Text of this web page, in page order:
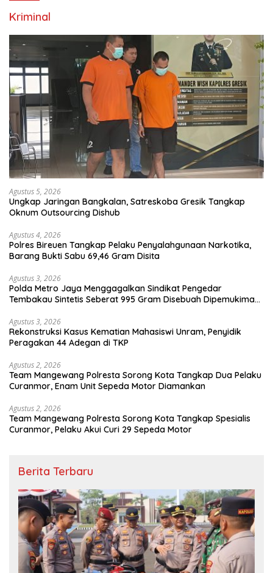
Kriminal
Agustus 5, 2026
Ungkap Jaringan Bangkalan, Satreskoba Gresik Tangkap
Oknum Outsourcing Dishub
Agustus 4, 2026
Polres Bireuen Tangkap Pelaku Penyalahgunaan Narkotika,
Barang Bukti Sabu 69,46 Gram Disita
Agustus 3, 2026
Polda Metro Jaya Menggagalkan Sindikat Pengedar
Tembakau Sintetis Seberat 995 Gram Disebuah Dipemukiman
Agustus 3, 2026
Rekonstruksi Kasus Kematian Mahasiswi Unram, Penyidik
Peragakan 44 Adegan di TKP
Agustus 2, 2026
Team Mangewang Polresta Sorong Kota Tangkap Dua Pelaku
Curanmor, Enam Unit Sepeda Motor Diamankan
Agustus 2, 2026
Team Mangewang Polresta Sorong Kota Tangkap Spesialis
Curanmor, Pelaku Akui Curi 29 Sepeda Motor
Berita Terbaru